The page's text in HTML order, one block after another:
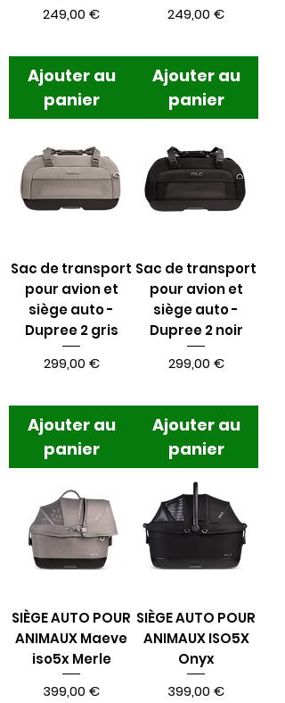
Prix
249,00 €
Ajouter au
panier
Prix
249,00 €
Ajouter au
panier
Sac de transport
pour avion et
siège auto -
Dupree 2 gris
Prix
299,00 €
Ajouter au
panier
Sac de transport
pour avion et
siège auto -
Dupree 2 noir
Prix
299,00 €
Ajouter au
panier
SIÈGE AUTO POUR
ANIMAUX Maeve
iso5x Merle
Prix
399,00 €
SIÈGE AUTO POUR
ANIMAUX ISO5X
Onyx
Prix
399,00 €